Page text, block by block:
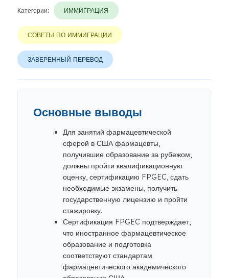
Категории: ИММИГРАЦИЯ
СОВЕТЫ ПО ИММИГРАЦИИ
ЗАВЕРЕННЫЙ ПЕРЕВОД
Основные выводы
Для занятий фармацевтической
сферой в США фармацевты,
получившие образование за рубежом,
должны пройти квалификационную
оценку, сертификацию FPGEC, сдать
необходимые экзамены, получить
государственную лицензию и пройти
стажировку.
Сертификация FPGEC подтверждает,
что иностранное фармацевтическое
образование и подготовка
соответствуют стандартам
фармацевтического академического